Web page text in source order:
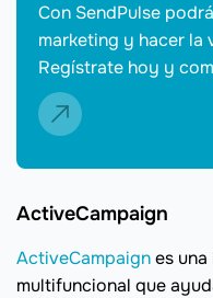
Con SendPulse
marketing y hacer la
Regístrate hoy y
ActiveCampaign
ActiveCampaignes
multifuncional que